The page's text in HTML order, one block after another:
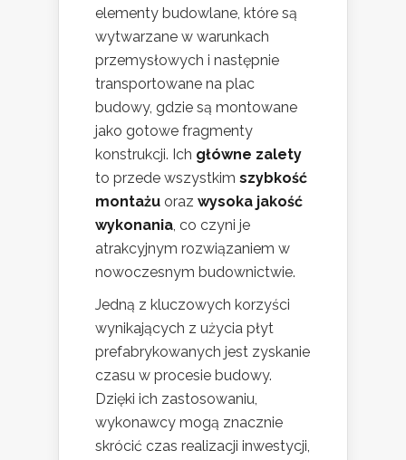
elementy budowlane, które są
wytwarzane w warunkach
przemysłowych i następnie
transportowane na plac
budowy, gdzie są montowane
jako gotowe fragmenty
konstrukcji. Ich główne zalety
to przede wszystkim szybkość
montażu oraz wysoka jakość
wykonania, co czyni je
atrakcyjnym rozwiązaniem w
nowoczesnym budownictwie.
Jedną z kluczowych korzyści
wynikających z użycia płyt
prefabrykowanych jest zyskanie
czasu w procesie budowy.
Dzięki ich zastosowaniu,
wykonawcy mogą znacznie
skrócić czas realizacji inwestycji,